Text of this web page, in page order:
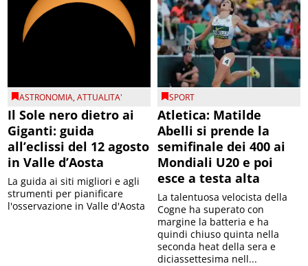
ASTRONOMIA,ATTUALITA'
Il Sole nero dietro ai
Giganti: guida
all’eclissi del 12 agosto
in Valle d’Aosta
La guida ai siti migliori e agli
strumenti per pianificare
l'osservazione in Valle d'Aosta
SPORT
Atletica: Matilde
Abelli si prende la
semifinale dei 400 ai
Mondiali U20 e poi
esce a testa alta
La talentuosa velocista della
Cogne ha superato con
margine la batteria e ha
quindi chiuso quinta nella
seconda heat della sera e
diciassettesima nell...